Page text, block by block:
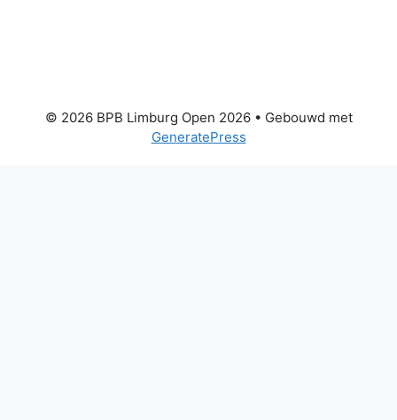
© 2026 BPB Limburg Open 2026• Gebouwd met
GeneratePress